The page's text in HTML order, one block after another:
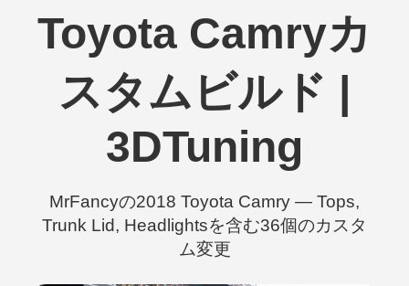
Toyota Camryカ
スタムビルド |
3DTuning
MrFancyの2018 Toyota Camry — Tops,
Trunk Lid, Headlightsを含む36個のカスタ
ム変更